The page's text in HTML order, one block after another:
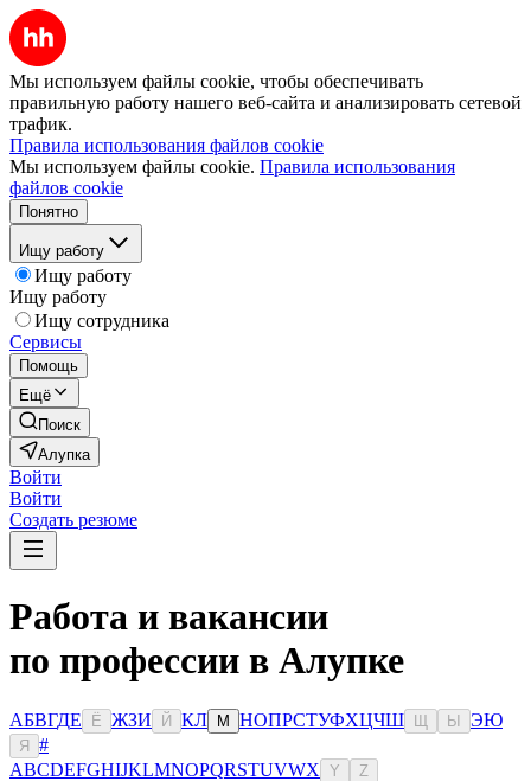
Мы используем файлы cookie, чтобы обеспечивать
правильную работу нашего веб-сайта и анализировать сетевой
трафик.
Правила использования файлов cookie
Мы используем файлы cookie. Правила использования
файлов cookie
Понятно
Ищу работу
Ищу работу
Ищу работу
Ищу сотрудника
Сервисы
Помощь
Ещё
Поиск
Алупка
Войти
Войти
Создать резюме
Работа и вакансии
по профессии в Алупке
АБВГДЕ Ё ЖЗИ Й КЛ М НОПРСТУФХЦЧШ Ы ЭЮ
Я
#
ABCDEFGHIJKLMNOPQRSTUVWX Y Z